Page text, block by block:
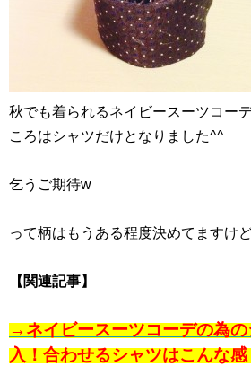
秋でも着られるネイビースーツコー
ころはシャツだけとなりました^^
乞うご期待w
って柄はもうある程度決めてますけ
【関連記事】
→ネイビースーツコーデの為
入！合わせるシャツはこんな感